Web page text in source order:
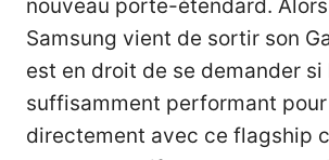
nouveau porte-étendard.
Samsung vient de sortir son
est en droit de se demander si
suffisamment performant
directement avec ce flagship